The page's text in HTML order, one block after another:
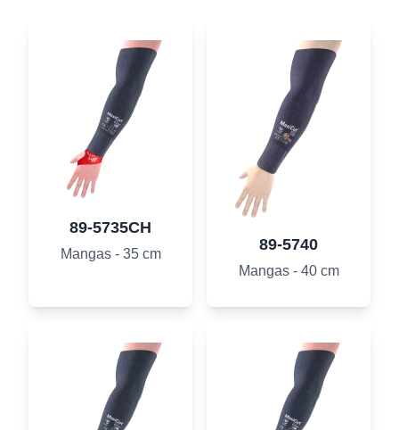
89-5735CH
Mangas - 35 cm
89-5740
Mangas - 40 cm